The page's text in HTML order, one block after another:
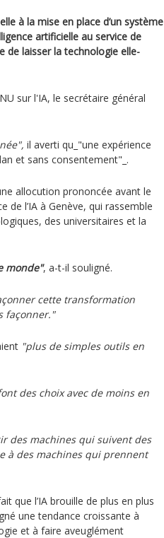
à la mise en place d’un système
artificielle au service de
de laisser la technologie elle-
sur l'IA, le secrétaire général
il averti qu_"une expérience
et sans consentement"_.
allocution prononcée avant le
l’IA à Genève, qui rassemble
des universitaires et la
monde", a-t-il souligné.
cette transformation
façonner."
"plus de simples outils en
des choix avec de moins en
des machines qui suivent des
à des machines qui prennent
que l’IA brouille de plus en plus
une tendance croissante à
et à faire aveuglément